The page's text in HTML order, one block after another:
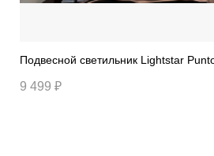
Подвесной светильник
9 499 ₽